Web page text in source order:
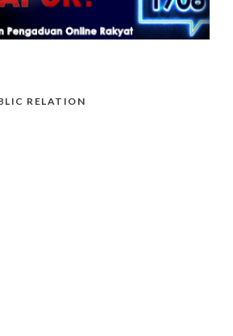
RELATION